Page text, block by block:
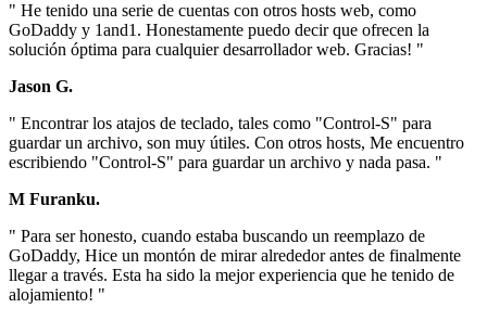
" He tenido una serie de cuentas con otros hosts web, como
GoDaddy y 1and1. Honestamente puedo decir que ofrecen la
solución óptima para cualquier desarrollador web. Gracias! "
Jason G.
" Encontrar los atajos de teclado, tales como "Control-S" para
guardar un archivo, son muy útiles. Con otros hosts, Me encuentro
escribiendo "Control-S" para guardar un archivo y nada pasa. "
M Furanku.
" Para ser honesto, cuando estaba buscando un reemplazo de
GoDaddy, Hice un montón de mirar alrededor antes de finalmente
llegar a través. Esta ha sido la mejor experiencia que he tenido de
alojamiento! "